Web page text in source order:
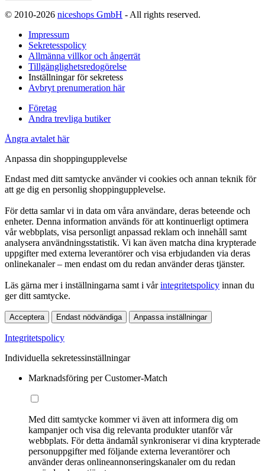
© 2010-2026 niceshops GmbH - All rights reserved.
Impressum
Sekretesspolicy
Allmänna villkor och ångerrät
Tillgänglighetsredogörelse
Inställningar för sekretess
Avbryt prenumeration här
Företag
Andra trevliga butiker
Ångra avtalet här
Anpassa din shoppingupplevelse
Endast med ditt samtycke använder vi cookies och annan teknik för
att ge dig en personlig shoppingupplevelse.
För detta samlar vi in data om våra användare, deras beteende och
enheter. Denna information används för att kontinuerligt optimera
vår webbplats, visa personligt anpassad reklam och innehåll samt
analysera användningsstatistik. Vi kan även matcha dina krypterade
uppgifter med externa leverantörer och visa erbjudanden via deras
onlinekanaler – men endast om du redan använder deras tjänster.
Läs gärna mer i inställningarna samt i vårintegritetspolicy innan du
ger ditt samtycke.
Acceptera Endast nödvändiga Anpassa inställningar
Integritetspolicy
Individuella sekretessinställningar
Marknadsföring per Customer-Match
Med ditt samtycke kommer vi även att informera dig om
kampanjer och visa dig relevanta produkter utanför vår
webbplats. För detta ändamål synkroniserar vi dina krypterade
personuppgifter med följande externa leverantörer och
använder deras onlineannonseringskanaler om du redan